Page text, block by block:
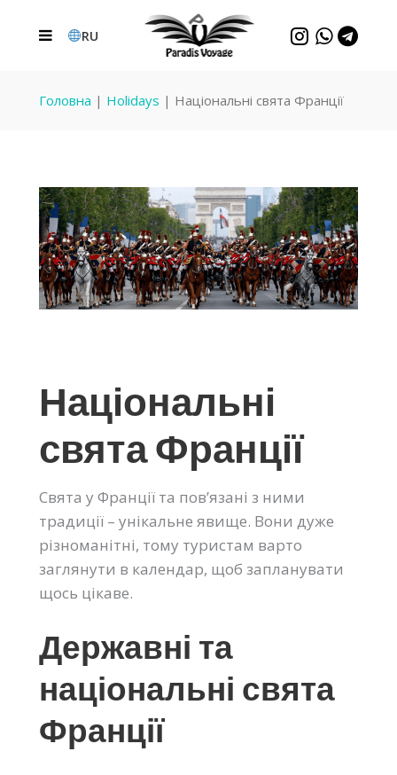
RU
Головна | Holidays | Національні свята Франції
Національні
свята Франції
Свята у Франції та пов’язані з ними
традиції – унікальне явище. Вони дуже
різноманітні, тому туристам варто
заглянути в календар, щоб запланувати
щось цікаве.
Державні та
національні свята
Франції